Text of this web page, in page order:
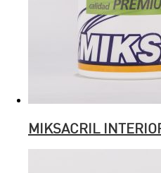
MIKSACRIL